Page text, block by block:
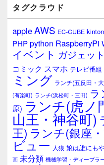
ウ
ィ
ジ
ェ
ア
タグクラウド
appleAWS EC-CUBE
PHPpython RaspberryPi
イベント ガジェット
コミック スマホ テレビ番組
ミング ランチ(五反田・
(有楽町) ランチ(浜松町・三田) ラ
原) ランチ(虎ノ
山王・神谷町)
王) ランチ(銀座
ビュー 人狼 娘は誰にも
画 未分類 機械学習・ディープラ